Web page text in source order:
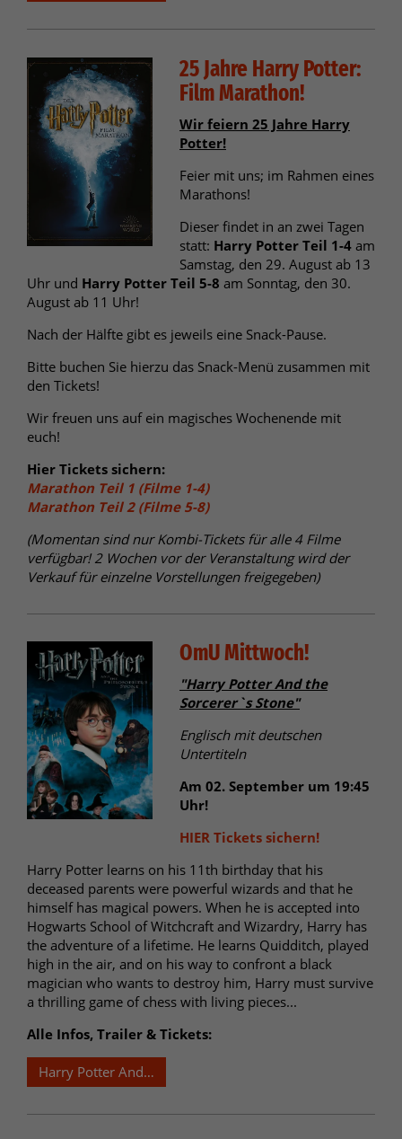
25 Jahre Harry Potter:
Film Marathon!
Wir feiern 25 Jahre Harry
Potter!
Feier mit uns; im Rahmen eines
Marathons!
Dieser findet in an zwei Tagen
statt: Harry Potter Teil 1-4 am
Samstag, den 29. August ab 13
Uhr und Harry Potter Teil 5-8 am Sonntag, den 30.
August ab 11 Uhr!
Nach der Hälfte gibt es jeweils eine Snack-Pause.
Bitte buchen Sie hierzu das Snack-Menü zusammen mit
den Tickets!
Wir freuen uns auf ein magisches Wochenende mit
euch!
Hier Tickets sichern:
Marathon Teil 1 (Filme 1-4)
Marathon Teil 2 (Filme 5-8)
(Momentan sind nur Kombi-Tickets für alle 4 Filme
verfügbar! 2 Wochen vor der Veranstaltung wird der
Verkauf für einzelne Vorstellungen freigegeben)
OmU Mittwoch!
"Harry Potter And the
Sorcerer`s Stone"
Englisch mit deutschen
Untertiteln
Am 02. September um 19:45
Uhr!
HIER Tickets sichern!
Harry Potter learns on his 11th birthday that his
deceased parents were powerful wizards and that he
himself has magical powers. When he is accepted into
Hogwarts School of Witchcraft and Wizardry, Harry has
the adventure of a lifetime. He learns Quidditch, played
high in the air, and on his way to confront a black
magician who wants to destroy him, Harry must survive
a thrilling game of chess with living pieces...
Alle Infos, Trailer & Tickets:
Harry Potter And the Sorcerer`s Stone (OmU)